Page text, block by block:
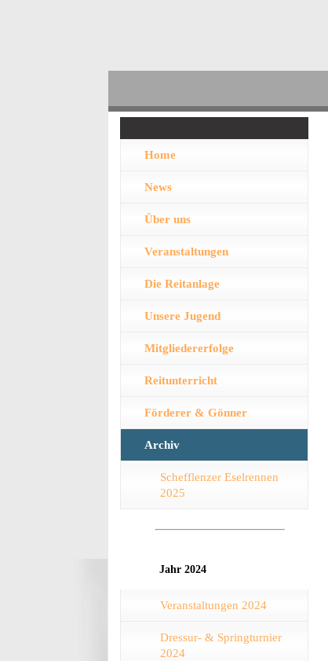
Home
News
Über uns
Veranstaltungen
Die Reitanlage
Unsere Jugend
Mitgliedererfolge
Reitunterricht
Förderer & Gönner
Archiv
Schefflenzer Eselrennen
2025
Jahr 2024
Veranstaltungen 2024
Dressur- & Springturnier
2024